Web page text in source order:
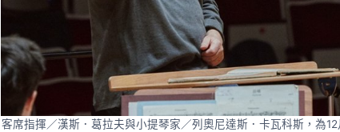
客席指揮／漢斯．葛拉夫與小提琴家／列奧尼達斯．卡瓦科斯，為